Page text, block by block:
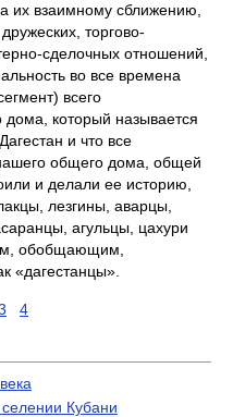
их взаимному сближению,
торгово-
сделочных отношений,
во все времена
всего
дома, который называется
и что все
общего дома, общей
и делали ее историю,
лезгины, аварцы,
агульцы, цахури
обобщающим,
«дагестанцы».
4
Кубани